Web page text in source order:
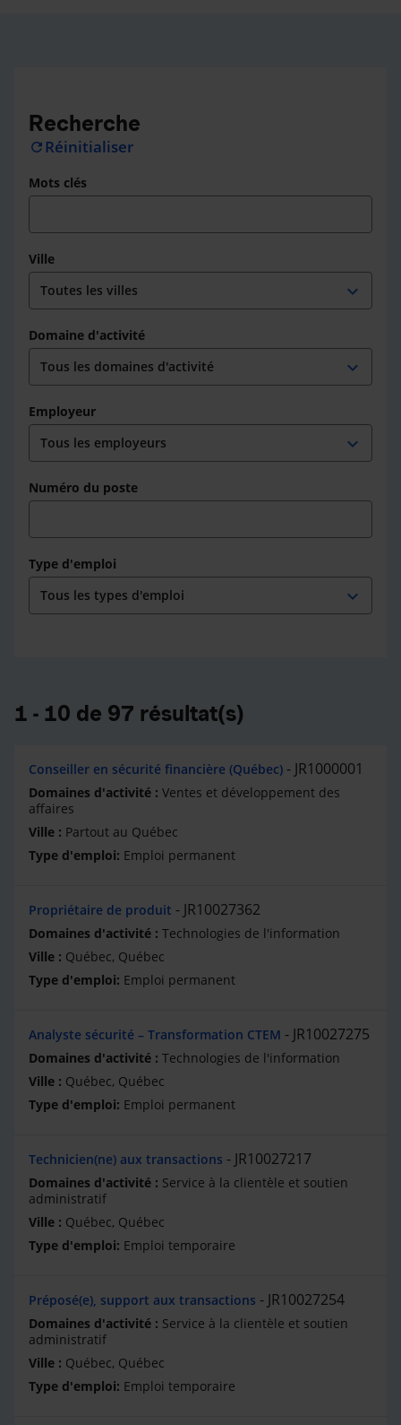
Recherche
refresh Réinitialiser
Mots clés
Ville
expand_more
Domaine d'activité
expand_more
Employeur
expand_more
Numéro du poste
Type d'emploi
expand_more
1 - 10 de 97 résultat(s)
Conseiller en sécurité financière (Québec) JR1000001
Ventes et développement des
affaires
Partout au Québec
Emploi permanent
Propriétaire de produit JR10027362
Technologies de l'information
Québec, Québec
Emploi permanent
Analyste sécurité – Transformation CTEM JR10027275
Technologies de l'information
Québec, Québec
Emploi permanent
Technicien(ne) aux transactions JR10027217
Service à la clientèle et soutien
administratif
Québec, Québec
Emploi temporaire
Préposé(e), support aux transactions JR10027254
Service à la clientèle et soutien
administratif
Québec, Québec
Emploi temporaire